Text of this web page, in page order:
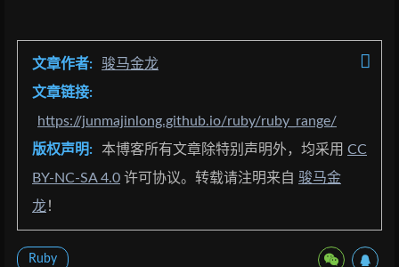
文章作者:
骏马金龙
文章链接:
https://junmajinlong.github.io/ruby/ruby_range/
版权声明:
本博客所有文章除特别声明外，均采用 CC
BY-NC-SA 4.0 许可协议。转载请注明来自 骏马金
龙！
Ruby